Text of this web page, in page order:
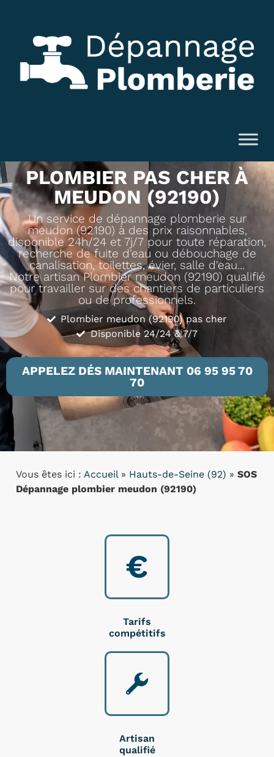
PLOMBIER PAS CHER À
MEUDON (92190)
Un service de dépannage plomberie sur
meudon (92190) à des prix raisonnables,
disponible 24h/24 et 7j/7 pour toute réparation,
recherche de fuite d'eau ou débouchage de
canalisation, toilettes, évier, salle d'eau...
Notre artisan Plombier meudon (92190) qualifié
pour travailler sur des chantiers de particuliers
ou de professionnels.
Plombier meudon (92190) pas cher
Disponible 24/24 & 7/7
APPELEZ DÉS MAINTENANT 06 95 95 70
70
Vous êtes ici : Accueil» Hauts-de-Seine (92) » SOS
Dépannage plombier meudon (92190)
Tarifs
compétitifs
Artisan
qualifié